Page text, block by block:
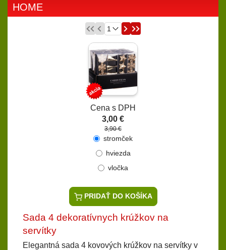
HOME
Cena s DPH
3,00 €
3,90 €
stromček
hviezda
vločka
PRIDAŤ DO KOŠÍKA
Sada 4 dekoratívnych krúžkov na
servítky
Elegantná sada 4 kovových krúžkov na servítky v